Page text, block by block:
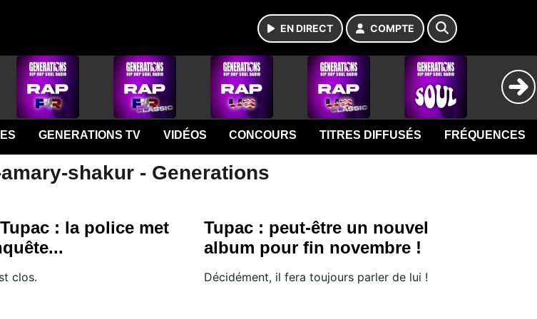
EN DIRECT COMPTE
GENERATIONS TV VIDÉOS CONCOURS TITRES DIFFUSÉS FRÉQUENCES
shakur - Generations
: la police met
clos.
Tupac : peut-être un nouvel
album pour fin novembre !
Décidément, il fera toujours parler de lui !